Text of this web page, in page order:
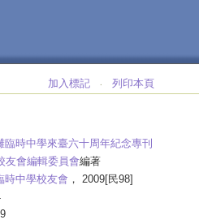
加入標記 ‧
列印本頁
臨時中學來臺六十周年紀念專刊
友會編輯委員會編著
時中學校友會 ， 2009[民98]